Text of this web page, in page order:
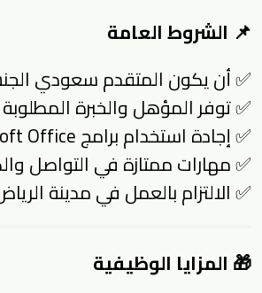
📌 الشروط العامة
✅ أن يكون المتقدم سعودي
✅ توفر المؤهل والخبرة
✅ إجادة استخدام برامج Microsoft Office.
✅ مهارات ممتازة في التواصل
✅ الالتزام بالعمل في مدينة
🎁 المزايا الوظيفية